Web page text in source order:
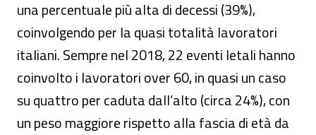
una percentuale più alta di decessi (39%),
coinvolgendo per la quasi totalità lavoratori
italiani. Sempre nel 2018, 22 eventi letali hanno
coinvolto i lavoratori over 60, in quasi un caso
su quattro per caduta dall’alto (circa 24%), con
un peso maggiore rispetto alla fascia di età da